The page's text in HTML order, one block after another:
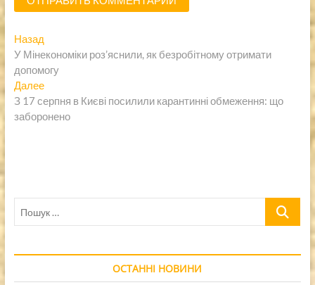
Навигация
по
записям
НазадПредыдущая
запись:
У Мінекономіки роз’яснили, як безробітному отримати
допомогу
ДалееСледующая
запись:
З 17 серпня в Києві посилили карантинні обмеження: що
заборонено
Пошук
ОСТАННІ НОВИНИ